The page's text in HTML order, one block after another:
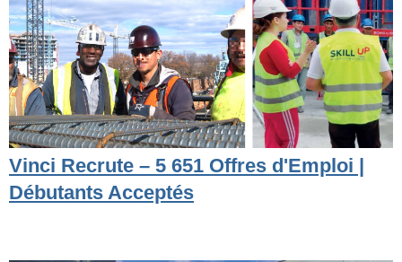
Vinci Recrute – 5 651 Offres d'Emploi |
Débutants Acceptés